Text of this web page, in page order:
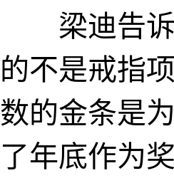
梁迪告诉
的不是戒指
数的金条是
了年底作为